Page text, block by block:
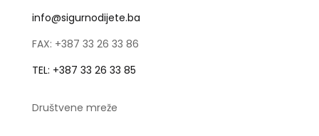
info@sigurnodijete.ba
FAX: +387 33 26 33 86
TEL: +387 33 26 33 85
Društvene mreže